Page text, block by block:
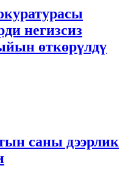
негизсиз
өткөрүлдү
саны дээрлик